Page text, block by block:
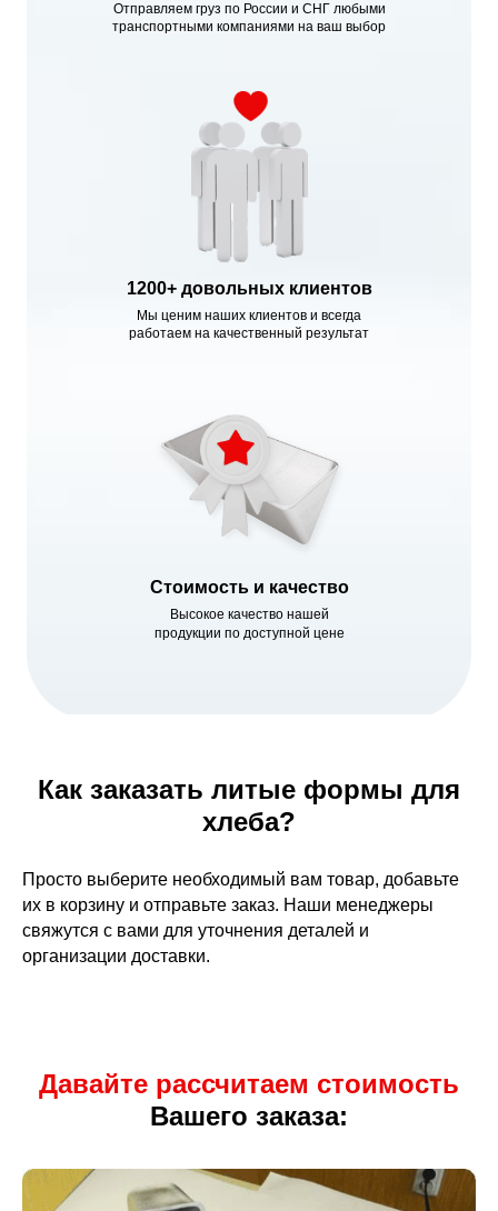
Отправляем груз по России и СНГ любыми
транспортными компаниями на ваш выбор
Мы ценим наших клиентов и всегда
работаем на качественный результат
Высокое качество нашей
продукции по доступной цене
1200+ довольных клиентов
Стоимость и качество
Как заказать литые формы для
хлеба?
Просто выберите необходимый вам товар, добавьте
их в корзину и отправьте заказ. Наши менеджеры
свяжутся с вами для уточнения деталей и
организации доставки.
Давайте рассчитаем стоимость
Вашего заказа: